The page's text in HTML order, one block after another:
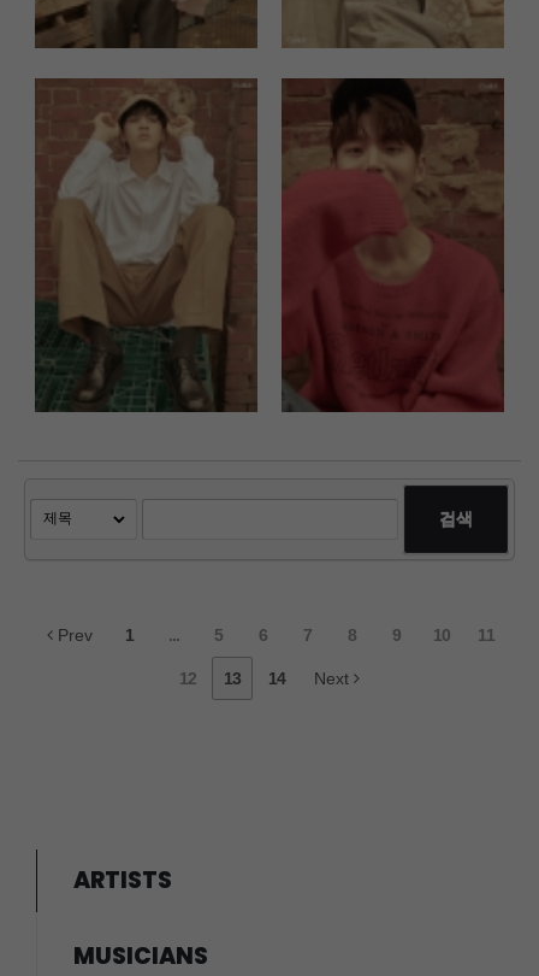
검색
Prev 1 ... 5 6 7 8 9 10 11
12 13 14 Next
ARTISTS
MUSICIANS